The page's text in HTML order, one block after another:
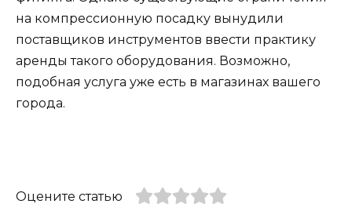
на компрессионную посадку вынудили
поставщиков инструментов ввести практику
аренды такого оборудования. Возможно,
подобная услуга уже есть в магазинах вашего
города.
Оцените статью